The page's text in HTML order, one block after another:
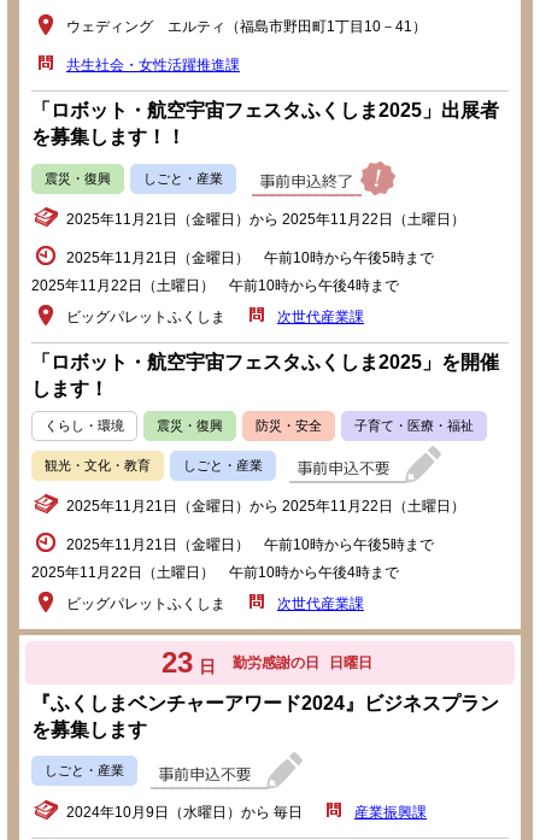
ウェディング エルティ（福島市野田町1丁目10－41）
共生社会・女性活躍推進課
「ロボット・航空宇宙フェスタふくしま2025」出展者
を募集します！！
震災・復興 しごと・産業
2025年11月21日（金曜日）から 2025年11月22日（土曜日）
2025年11月21日（金曜日） 午前10時から午後5時まで
2025年11月22日（土曜日） 午前10時から午後4時まで
ビッグパレットふくしま
次世代産業課
「ロボット・航空宇宙フェスタふくしま2025」を開催
します！
くらし・環境 震災・復興 防災・安全 子育て・医療・福祉
観光・文化・教育 しごと・産業
2025年11月21日（金曜日）から 2025年11月22日（土曜日）
2025年11月21日（金曜日） 午前10時から午後5時まで
2025年11月22日（土曜日） 午前10時から午後4時まで
ビッグパレットふくしま
次世代産業課
23 日 勤労感謝の日 日曜日
『ふくしまベンチャーアワード2024』ビジネスプラン
を募集します
しごと・産業
2024年10月9日（水曜日）から 毎日 産業振興課